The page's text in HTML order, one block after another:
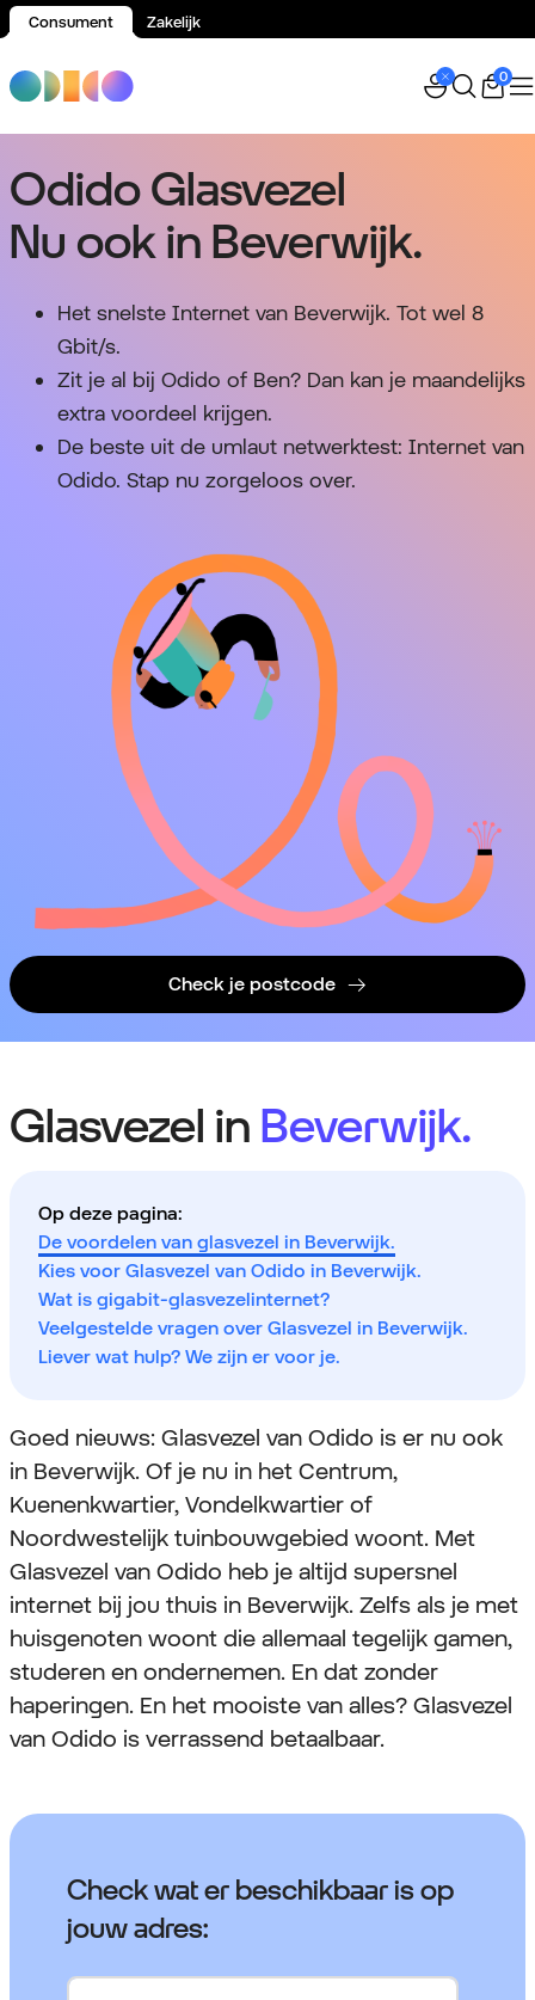
Consument Zakelijk
0
Odido Glasvezel
Nu ook in Beverwijk.
Het snelste Internet van Beverwijk. Tot wel 8
Gbit/s.
Zit je al bij Odido of Ben? Dan kan je maandelijks
extra voordeel krijgen.
De beste uit de umlaut netwerktest: Internet van
Odido. Stap nu zorgeloos over.
Check je postcode
Glasvezel in Beverwijk.
Op deze pagina:
De voordelen van glasvezel in Beverwijk.
Kies voor Glasvezel van Odido in Beverwijk.
Wat is gigabit-glasvezelinternet?
Veelgestelde vragen over Glasvezel in Beverwijk.
Liever wat hulp? We zijn er voor je.
Goed nieuws: Glasvezel van Odido is er nu ook
in Beverwijk. Of je nu in het Centrum,
Kuenenkwartier, Vondelkwartier of
Noordwestelijk tuinbouwgebied woont. Met
Glasvezel van Odido heb je altijd supersnel
internet bij jou thuis in Beverwijk. Zelfs als je met
huisgenoten woont die allemaal tegelijk gamen,
studeren en ondernemen. En dat zonder
haperingen. En het mooiste van alles? Glasvezel
van Odido is verrassend betaalbaar.
Check wat er beschikbaar is op
jouw adres: